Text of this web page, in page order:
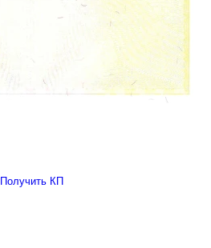
Получить КП